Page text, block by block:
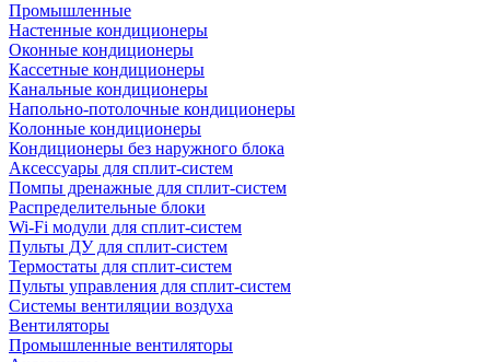
Промышленные
Настенные кондиционеры
Оконные кондиционеры
Кассетные кондиционеры
Канальные кондиционеры
Напольно-потолочные кондиционеры
Колонные кондиционеры
Кондиционеры без наружного блока
Аксессуары для сплит-систем
Помпы дренажные для сплит-систем
Распределительные блоки
Wi-Fi модули для сплит-систем
Пульты ДУ для сплит-систем
Термостаты для сплит-систем
Пульты управления для сплит-систем
Системы вентиляции воздуха
Вентиляторы
Промышленные вентиляторы